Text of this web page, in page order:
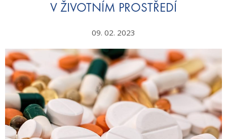
V ŽIVOTNÍM PROSTŘEDÍ
09. 02. 2023